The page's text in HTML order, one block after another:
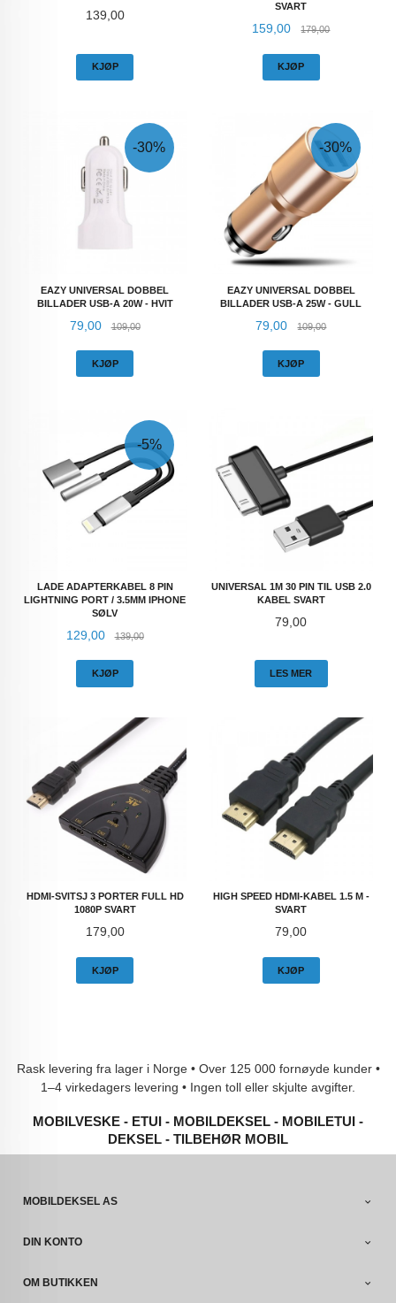
Pris
139,00
KJØP
SVART
Tilbud
159,00 179,00Rabatt
KJØP
EAZY UNIVERSAL DOBBEL
BILLADER USB-A 20W - HVIT
Tilbud
79,00 109,00Rabatt
-30%
KJØP
EAZY UNIVERSAL DOBBEL
BILLADER USB-A 25W - GULL
Tilbud
79,00 109,00Rabatt
-30%
KJØP
LADE ADAPTERKABEL 8 PIN
LIGHTNING PORT / 3.5MM IPHONE
SØLV
Tilbud
129,00 139,00Rabatt
-5%
KJØP
UNIVERSAL 1M 30 PIN TIL USB 2.0
KABEL SVART
Pris
79,00
LES MER
HDMI-SVITSJ 3 PORTER FULL HD
1080P SVART
Pris
179,00
KJØP
HIGH SPEED HDMI-KABEL 1.5 M -
SVART
Pris
79,00
KJØP
Rask levering fra lager i Norge • Over 125 000 fornøyde kunder •
1–4 virkedagers levering • Ingen toll eller skjulte avgifter.
MOBILVESKE - ETUI - MOBILDEKSEL - MOBILETUI -
DEKSEL - TILBEHØR MOBIL
MOBILDEKSEL AS
DIN KONTO
OM BUTIKKEN